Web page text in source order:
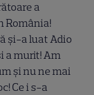
a
România!
și-a luat Adio
a murit! Am
și nu ne mai
Ce i s-a